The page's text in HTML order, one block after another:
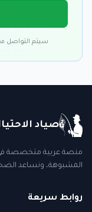
سيتم التواصل معك خلال 24-48 ساعة من
صياد
منصة عربية متخصصة في
المشبوهة، ونساعد
روابط سريعة